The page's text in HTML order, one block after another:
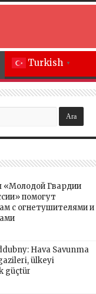
Turkish ▼
«Молодой Гвардии
помогут
с огнетушителями и
Hava Savunma
ülkeyi
güçtür